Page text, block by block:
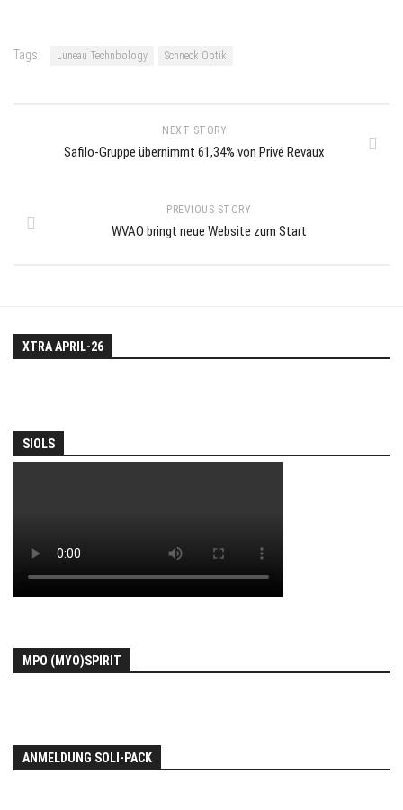
Tags: Luneau Technbology Schneck Optik
NEXT STORY
Safilo-Gruppe übernimmt 61,34% von Privé Revaux
PREVIOUS STORY
WVAO bringt neue Website zum Start
XTRA APRIL-26
SIOLS
MPO (MYO)SPIRIT
ANMELDUNG SOLI-PACK